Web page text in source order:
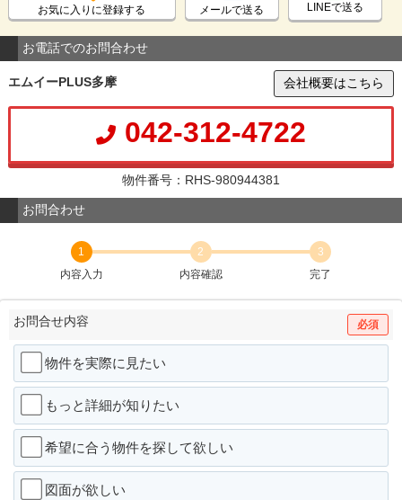
お気に入りに登録する メールで送る LINEで送る
お電話でのお問合わせ
エムイーPLUS多摩 会社概要はこちら
042-312-4722
物件番号：RHS-980944381
お問合わせ
1
内容入力
2
内容確認
3
完了
お問合せ内容 必須
物件を実際に見たい
もっと詳細が知りたい
希望に合う物件を探して欲しい
図面が欲しい